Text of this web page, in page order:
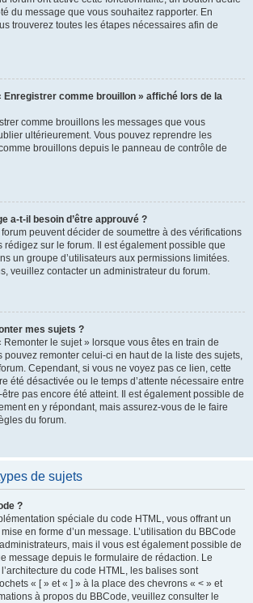
du message que vous souhaitez rapporter. En
trouverez toutes les étapes nécessaires afin de
Enregistrer comme brouillon » affiché lors de la
comme brouillons les messages que vous
ultérieurement. Vous pouvez reprendre les
brouillons depuis le panneau de contrôle de
a-t-il besoin d’être approuvé ?
peuvent décider de soumettre à des vérifications
rédigez sur le forum. Il est également possible que
un groupe d’utilisateurs aux permissions limitées.
veuillez contacter un administrateur du forum.
mes sujets ?
Remonter le sujet » lorsque vous êtes en train de
pouvez remonter celui-ci en haut de la liste des sujets,
Cependant, si vous ne voyez pas ce lien, cette
été désactivée ou le temps d’attente nécessaire entre
être pas encore été atteint. Il est également possible de
en y répondant, mais assurez-vous de le faire
du forum.
de sujets
?
spéciale du code HTML, vous offrant un
en forme d’un message. L’utilisation du BBCode
mais il vous est également possible de
message depuis le formulaire de rédaction. Le
du code HTML, les balises sont
« [ » et « ] » à la place des chevrons « < » et
à propos du BBCode, veuillez consulter le